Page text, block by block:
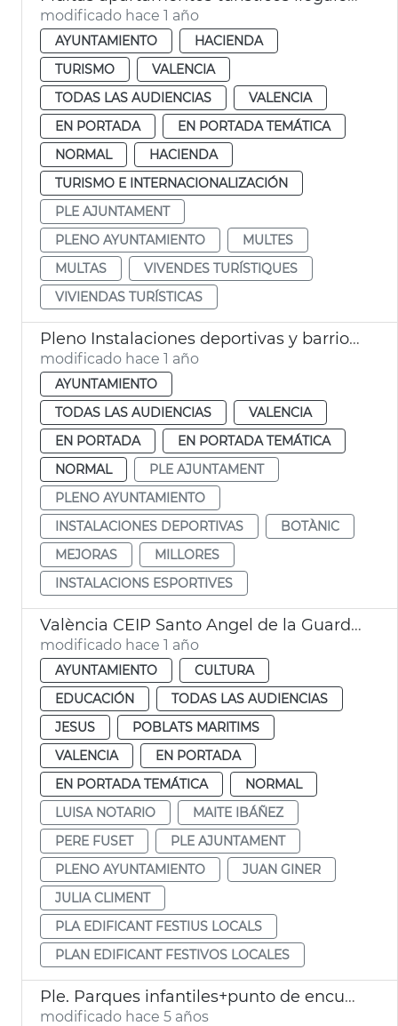
modificado hace 1 año
AYUNTAMIENTO
HACIENDA
TURISMO
VALENCIA
TODAS LAS AUDIENCIAS
VALENCIA
EN PORTADA
EN PORTADA TEMÁTICA
NORMAL
HACIENDA
TURISMO E INTERNACIONALIZACIÓN
PLE AJUNTAMENT
PLENO AYUNTAMIENTO
MULTES
MULTAS
VIVENDES TURÍSTIQUES
VIVIENDAS TURÍSTICAS
Pleno Instalaciones deportivas y barrio Botánico
modificado hace 1 año
AYUNTAMIENTO
TODAS LAS AUDIENCIAS
VALENCIA
EN PORTADA
EN PORTADA TEMÁTICA
NORMAL
PLE AJUNTAMENT
PLENO AYUNTAMIENTO
INSTALACIONES DEPORTIVAS
BOTÀNIC
MEJORAS
MILLORES
INSTALACIONS ESPORTIVES
València CEIP Santo Angel de la Guarda y CEIP San José de Calasanz
modificado hace 1 año
AYUNTAMIENTO
CULTURA
EDUCACIÓN
TODAS LAS AUDIENCIAS
JESUS
POBLATS MARITIMS
VALENCIA
EN PORTADA
EN PORTADA TEMÁTICA
NORMAL
LUISA NOTARIO
MAITE IBÁÑEZ
PERE FUSET
PLE AJUNTAMENT
PLENO AYUNTAMIENTO
JUAN GINER
JULIA CLIMENT
PLA EDIFICANT FESTIUS LOCALS
PLAN EDIFICANT FESTIVOS LOCALES
Ple. Parques infantiles+punto de encuentro+delitos odio
modificado hace 5 años